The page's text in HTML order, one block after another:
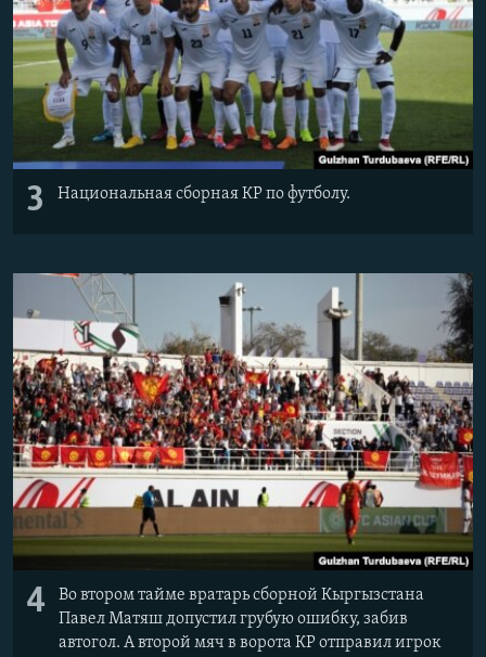
3 Национальная сборная КР по футболу.
4
Во втором тайме вратарь сборной Кыргызстана
Павел Матяш допустил грубую ошибку, забив
автогол. А второй мяч в ворота КР отправил игрок